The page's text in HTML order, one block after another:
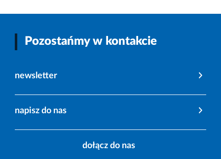
Pozostańmy w kontakcie
newsletter
napisz do nas
dołącz do nas